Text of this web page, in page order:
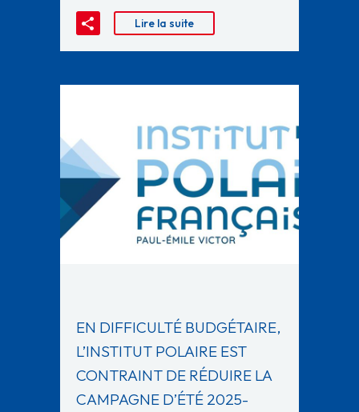
Lire la suite
EN DIFFICULTÉ BUDGÉTAIRE,
L’INSTITUT POLAIRE EST
CONTRAINT DE RÉDUIRE LA
CAMPAGNE D’ÉTÉ 2025-